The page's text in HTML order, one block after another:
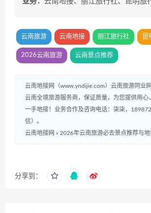
云南旅游 云南地接 丽江旅行社 昆
2026云南旅游 云南景点推荐
云南地接网（www.yndijie.com）云南旅游同业网
云南全境旅游服务商，保证质量，为您提供用心
一手地接！业务合作及咨询电话：柒柒，
信）。
云南地接网 » 2026年云南旅游必去景点推荐与
分享到：